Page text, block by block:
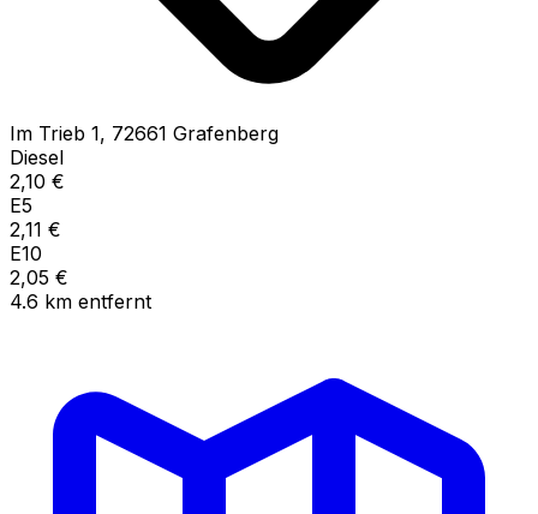
Im Trieb 1, 72661 Grafenberg
Diesel
2,10 €
E5
2,11 €
E10
2,05 €
4.6 km entfernt